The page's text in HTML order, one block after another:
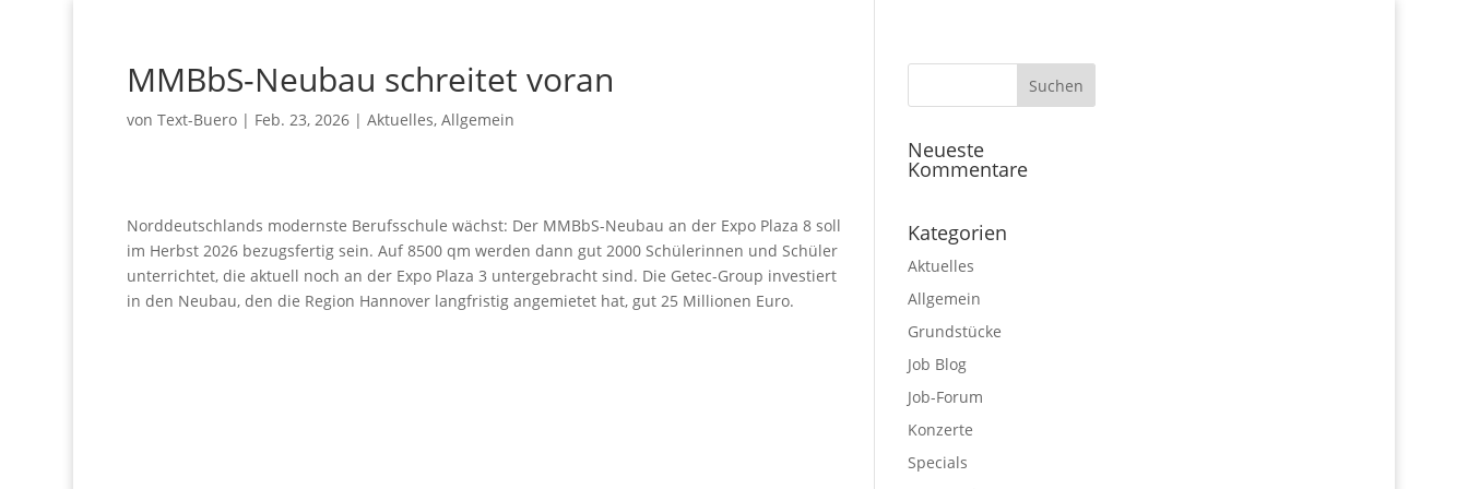
MMBbS-Neubau schreitet voran
vonText-Buero | Feb. 23, 2026 |Aktuelles,Allgemein
Norddeutschlands modernste Berufsschule wächst: Der MMBbS-Neubau an der Expo Plaza 8 soll
im Herbst 2026 bezugsfertig sein. Auf 8500 qm werden dann gut 2000 Schülerinnen und Schüler
unterrichtet, die aktuell noch an der Expo Plaza 3 untergebracht sind. Die Getec-Group investiert
in den Neubau, den die Region Hannover langfristig angemietet hat, gut 25 Millionen Euro.
Neueste
Kommentare
Kategorien
Aktuelles
Allgemein
Grundstücke
Job Blog
Job-Forum
Konzerte
Specials